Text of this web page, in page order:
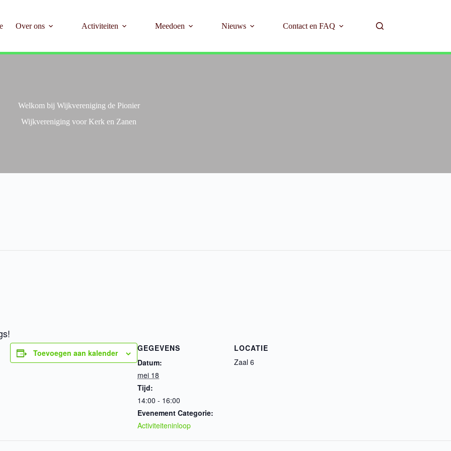
Over ons Activiteiten Meedoen Nieuws Contact en FAQ
Welkom bij Wijkvereniging de Pionier
Wijkvereniging voor Kerk en Zanen
Toevoegen aan kalender
GEGEVENS
Datum:
mei 18
Tijd:
14:00 - 16:00
Evenement Categorie:
Activiteiteninloop
LOCATIE
Zaal 6